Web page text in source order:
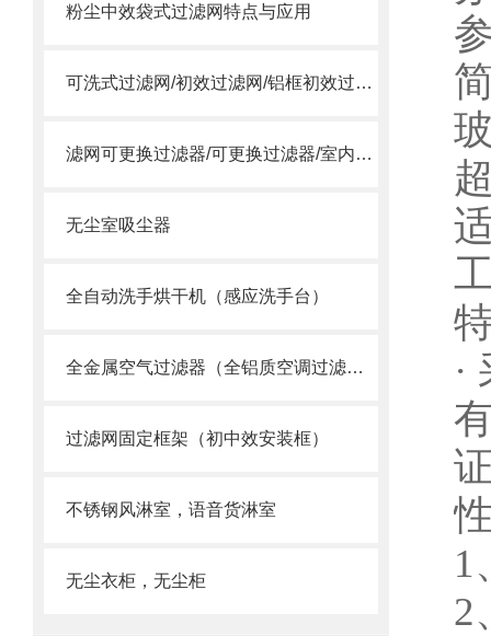
粉尘中效袋式过滤网特点与应用
可洗式过滤网/初效过滤网/铝框初效过滤网
滤网可更换过滤器/可更换过滤器/室内过滤器
无尘室吸尘器
全自动洗手烘干机（感应洗手台）
全金属空气过滤器（全铝质空调过滤网）
过滤网固定框架（初中效安装框）
不锈钢风淋室，语音货淋室
无尘衣柜，无尘柜
·
1
2